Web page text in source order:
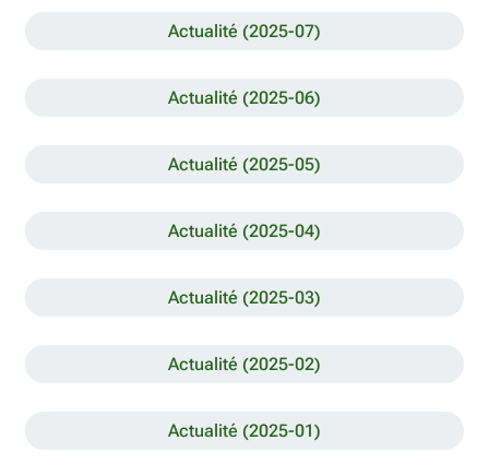
Actualité (2025-07)
Actualité (2025-06)
Actualité (2025-05)
Actualité (2025-04)
Actualité (2025-03)
Actualité (2025-02)
Actualité (2025-01)